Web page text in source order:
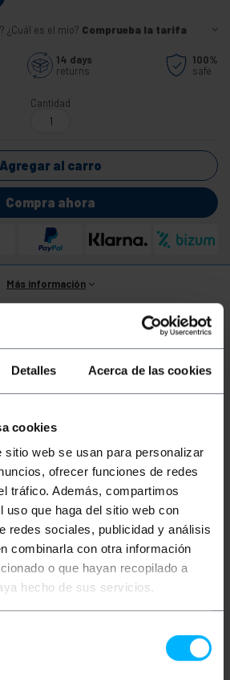
Detalles Acerca de las cookies
cookies
sitio web se usan para personalizar
ofrecer funciones de redes
tráfico. Además, compartimos
uso que haga del sitio web con
redes sociales, publicidad y análisis
combinarla con otra información
o que hayan recopilado a
hecho de sus servicios.
¿Cuál es el mío? Comprueba la tarifa
14 days
returns
100%
safe
Cantidad
Agregar al carro
Compra ahora
Más información
cercos.
secado rápido es fuerte, flexible y
es ideal para pegar todos los
irritación. Una sola gota es
un acabado perfecto sin
cercos. Su aplicación es fácil,
con referencia 504286.